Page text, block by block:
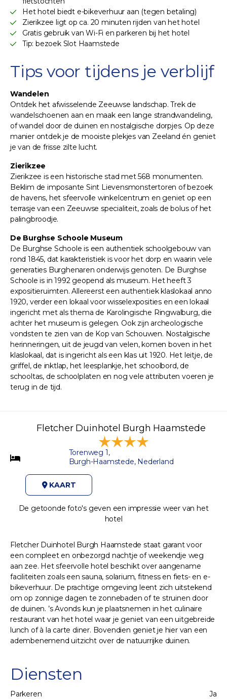
Het hotel biedt e-bikeverhuur aan (tegen betaling)
Zierikzee ligt op ca. 20 minuten rijden van het hotel
Gratis gebruik van Wi-Fi en parkeren bij het hotel
Tip: bezoek Slot Haamstede
Tips voor tijdens je verblijf
Wandelen
Ontdek het afwisselende Zeeuwse landschap. Trek de
wandelschoenen aan en maak een lange strandwandeling,
of wandel door de duinen en nostalgische dorpjes. Op deze
manier ontdek je de mooiste plekjes van Zeeland én geniet
je van de frisse zilte lucht.
Zierikzee
Zierikzee is een historische stad met 568 monumenten.
Beklim de imposante Sint Lievensmonstertoren of bezoek
de havens, het sfeervolle winkelcentrum en geniet op een
terrasje van een Zeeuwse specialiteit, zoals de bolus of het
palingbroodje.
De Burghse Schoole Museum
De Burghse Schoole is een authentiek schoolgebouw van
rond 1845, dat karakteristiek is voor het dorp en waarin vele
generaties Burghenaren onderwijs genoten. De Burghse
Schoole is in 1992 geopend als museum. Het heeft 3
expositieruimten. Allereerst een authentiek klaslokaal anno
1920, verder een lokaal voor wisselexposities en een lokaal
ingericht met als thema de Karolingische Ringwalburg, die
achter het museum is gelegen. Ook zijn archeologische
vondsten te zien van de Kop van Schouwen. Nostalgische
herinneringen, uit de jeugd van velen, komen boven in het
klaslokaal, dat is ingericht als een klas uit 1920. Het leitje, de
griffel, de inktlap, het leesplankje, het schoolbord, de
schooltas, de schoolplaten en nog vele attributen voeren je
terug in de tijd.
Fletcher Duinhotel Burgh Haamstede
Torenweg 1,
Burgh-Haamstede, Nederland
KAART
De getoonde foto's geven een impressie weer van het
hotel
Fletcher Duinhotel Burgh Haamstede staat garant voor
een compleet en onbezorgd nachtje of weekendje weg
aan zee. Het sfeervolle hotel beschikt over aangename
faciliteiten zoals een sauna, solarium, fitness en fiets- en e-
bikeverhuur. De prachtige omgeving leent zich uitstekend
om op zonnige dagen te zonnebaden of te struinen door
de duinen. ’s Avonds kun je plaatsnemen in het culinaire
restaurant van het hotel waar je geniet van een uitgebreide
lunch of à la carte diner. Bovendien geniet je hier van een
adembenemend uitzicht over de natuurrijke duinen.
Diensten
Parkeren
Ja